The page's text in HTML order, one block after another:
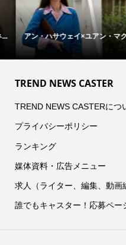
アン・ハサウェイ×ユアン・マクレ...
TREND NEWS CASTER
TREND NEWS CASTERにつ
プライバシーポリシー
ランキング
媒体資料・広告メニュー
求人（ライター、編集、動画
誰でもキャスター！応募ペー